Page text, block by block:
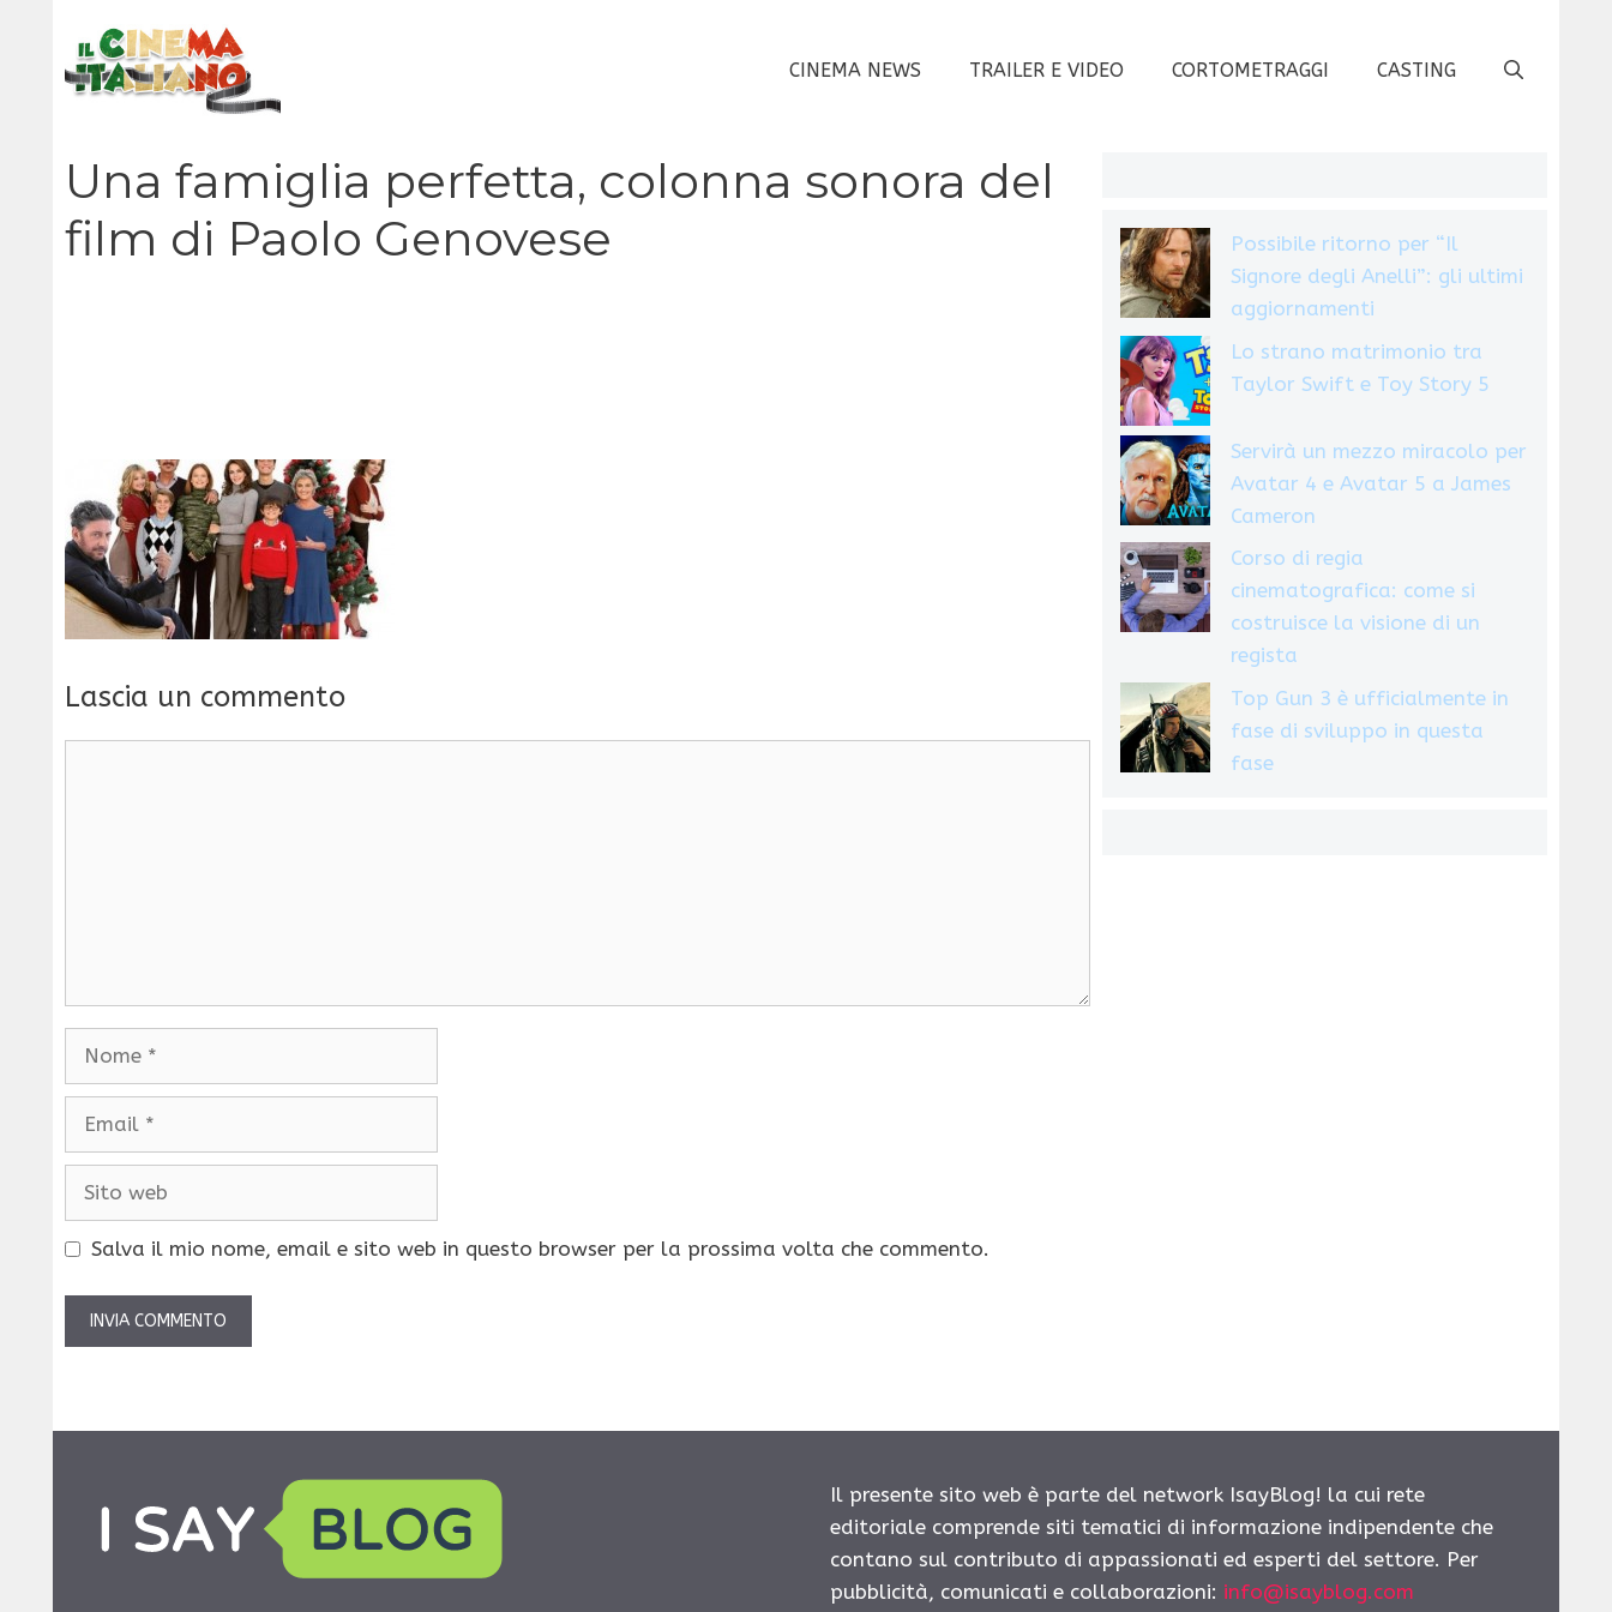
contenuto
CINEMA NEWS TRAILER E VIDEO CORTOMETRAGGI CASTING
Una famiglia perfetta, colonna sonora del
film di Paolo Genovese
Lascia un commento
Salva il mio nome, email e sito web in questo browser per la prossima volta che commento.
Possibile ritorno per “Il
Signore degli Anelli”: gli ultimi
aggiornamenti
Lo strano matrimonio tra
Taylor Swift e Toy Story 5
Servirà un mezzo miracolo per
Avatar 4 e Avatar 5 a James
Cameron
Corso di regia
cinematografica: come si
costruisce la visione di un
regista
Top Gun 3 è ufficialmente in
fase di sviluppo in questa
fase
Il presente sito web è parte del network IsayBlog! la cui rete
editoriale comprende siti tematici di informazione indipendente che
contano sul contributo di appassionati ed esperti del settore. Per
pubblicità, comunicati e collaborazioni: info@isayblog.com